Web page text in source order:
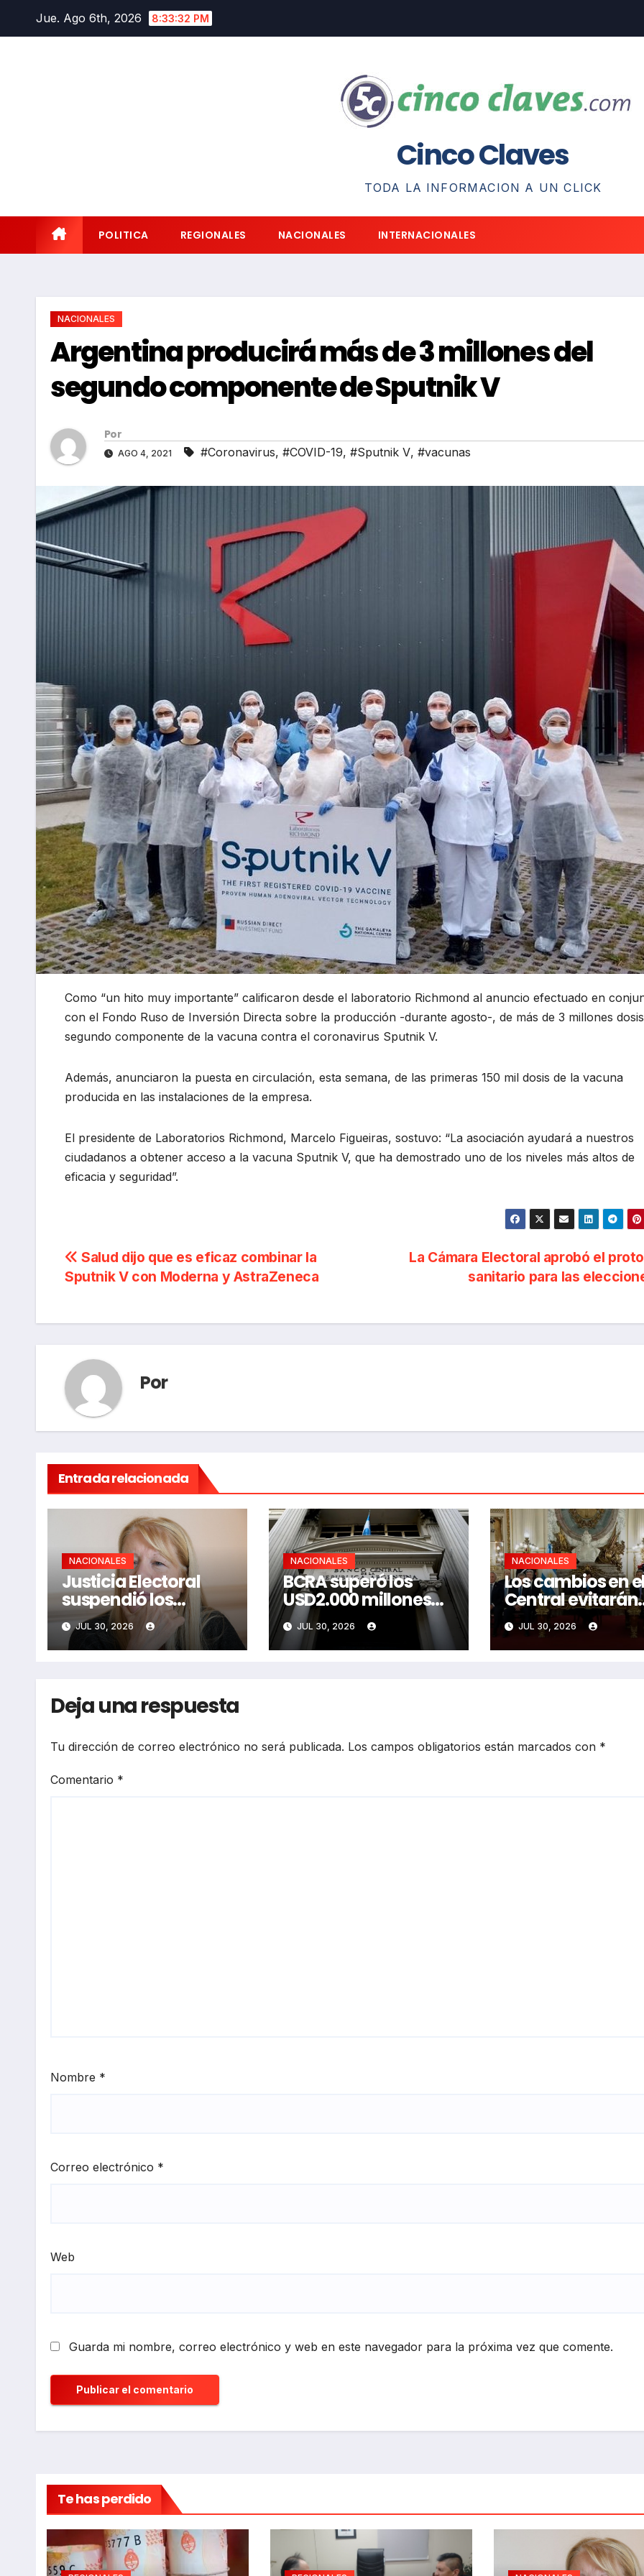
Jue. Ago 6th, 2026 8:33:33 PM
Cinco Claves
TODA LA INFORMACION A UN CLICK
POLITICA REGIONALES NACIONALES INTERNACIONALES
NACIONALES
Argentina producirá más de 3 millones del
segundo componente de Sputnik V
Por
AGO 4, 2021 #Coronavirus, #COVID-19, #Sputnik V, #vacunas
Como “un hito muy importante” calificaron desde el laboratorio Richmond al anuncio efectuado en
con el Fondo Ruso de Inversión Directa sobre la producción -durante agosto-, de más de 3 millones
segundo componente de la vacuna contra el coronavirus Sputnik V.
Además, anunciaron la puesta en circulación, esta semana, de las primeras 150 mil dosis de la vacuna
producida en las instalaciones de la empresa.
El presidente de Laboratorios Richmond, Marcelo Figueiras, sostuvo: “La asociación ayudará a nuestros
ciudadanos a obtener acceso a la vacuna Sputnik V, que ha demostrado uno de los niveles más altos de
eficacia y seguridad”.
Navegación
de
entradas
La Cámara Electoral aprobó el
sanitario para las
Salud dijo que es eficaz combinar la
Sputnik V con Moderna y AstraZeneca
Por
Entrada relacionada
NACIONALES
Justicia Electoral
suspendió los
aportes a 20
partidos
JUL 30, 2026
NACIONALES
BCRA superó los
USD2.000 millones
comprando dólares
JUL 30, 2026
NACIONALES
Los cambios en
Central evitarán
«falsificar
JUL 30, 2026
Deja una respuesta
Tu dirección de correo electrónico no será publicada. Los campos obligatorios están marcados con *
Comentario *
Nombre *
Correo electrónico *
Web
Guarda mi nombre, correo electrónico y web en este navegador para la próxima vez que comente.
Te has perdido